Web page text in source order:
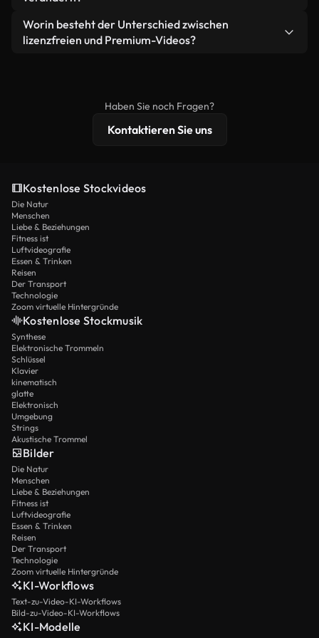
weiterverbreiten.
Videomaterial.
Ja. Sie dürfen unsere Videos gerne kürzen,
bearbeiten oder neu zusammenstellen. Achten Sie
Worin besteht der Unterschied zwischen
lizenzfreien und Premium-Videos?
erweiterten Lizenzschutz bieten.
Haben Sie noch Fragen?
Kontaktieren Sie uns
Kostenlose Stockvideos
Die Natur
Menschen
Liebe & Beziehungen
Fitness ist
Luftvideografie
Essen & Trinken
Reisen
Der Transport
Technologie
Zoom virtuelle Hintergründe
Kostenlose Stockmusik
Synthese
Elektronische Trommeln
Schlüssel
Klavier
kinematisch
glatte
Elektronisch
Umgebung
Strings
Akustische Trommel
Bilder
Die Natur
Menschen
Liebe & Beziehungen
Fitness ist
Luftvideografie
Essen & Trinken
Reisen
Der Transport
Technologie
Zoom virtuelle Hintergründe
KI-Workflows
Text-zu-Video-KI-Workflows
Bild-zu-Video-KI-Workflows
KI-Modelle